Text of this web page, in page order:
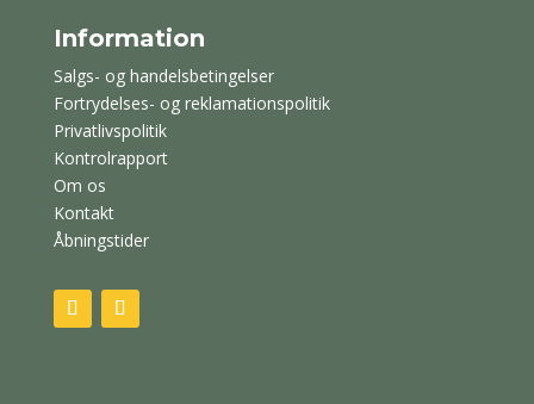
Information
Salgs- og handelsbetingelser
Fortrydelses- og reklamationspolitik
Privatlivspolitik
Kontrolrapport
Om os
Kontakt
Åbningstider